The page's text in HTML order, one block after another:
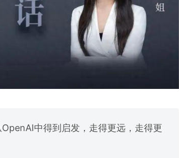
中得到启发，走得更远，走得更